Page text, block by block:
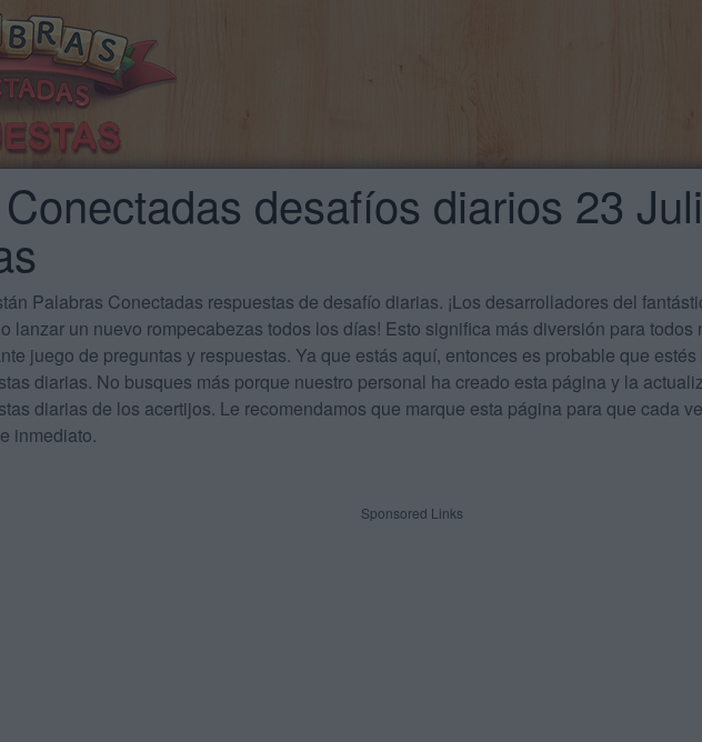
desafíos diarios 23
Palabras Conectadas respuestas de desafío diarias. ¡Los desarrolladores del
lanzar un nuevo rompecabezas todos los días! Esto significa más diversión para todos
juego de preguntas y respuestas. Ya que estás aquí, entonces es probable que
diarias. No busques más porque nuestro personal ha creado esta página y la
diarias de los acertijos. Le recomendamos que marque esta página para que cada
inmediato.
Sponsored Links